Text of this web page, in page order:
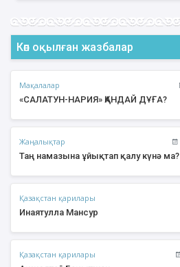
Көп оқылған жазбалар
Мақалалар
«САЛАТУН-НАРИЯ» ҚАНДАЙ ДҰҒА?
Жаңалықтар
Таң намазына ұйықтап қалу күнә ма?
Қазақстан қарилары
Инаятулла Мансур
Қазақстан қарилары